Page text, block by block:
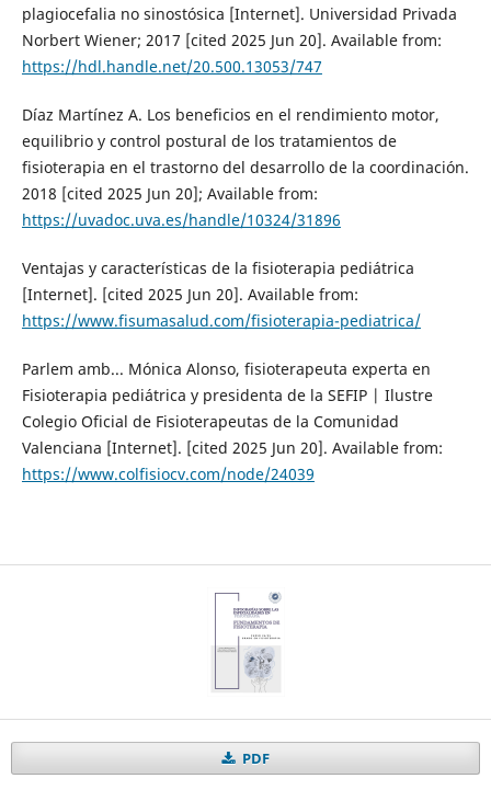
plagiocefalia no sinostósica [Internet]. Universidad Privada
Norbert Wiener; 2017 [cited 2025 Jun 20]. Available from:
https://hdl.handle.net/20.500.13053/747
Díaz Martínez A. Los beneficios en el rendimiento motor,
equilibrio y control postural de los tratamientos de
fisioterapia en el trastorno del desarrollo de la coordinación.
2018 [cited 2025 Jun 20]; Available from:
https://uvadoc.uva.es/handle/10324/31896
Ventajas y características de la fisioterapia pediátrica
[Internet]. [cited 2025 Jun 20]. Available from:
https://www.fisumasalud.com/fisioterapia-pediatrica/
Parlem amb... Mónica Alonso, fisioterapeuta experta en
Fisioterapia pediátrica y presidenta de la SEFIP | Ilustre
Colegio Oficial de Fisioterapeutas de la Comunidad
Valenciana [Internet]. [cited 2025 Jun 20]. Available from:
https://www.colfisiocv.com/node/24039
PDF